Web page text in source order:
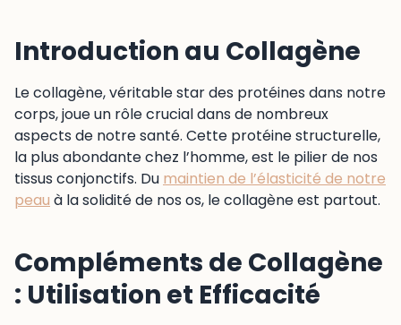
Introduction au Collagène
Le collagène, véritable star des protéines dans notre
corps, joue un rôle crucial dans de nombreux
aspects de notre santé. Cette protéine structurelle,
la plus abondante chez l’homme, est le pilier de nos
tissus conjonctifs. Du maintien de l’élasticité de notre
peau à la solidité de nos os, le collagène est partout.
Compléments de Collagène
: Utilisation et Efficacité